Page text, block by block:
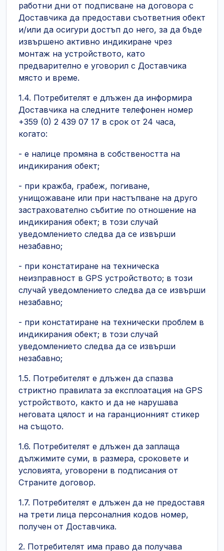
работни дни от подписване на договора с
Доставчика да предостави съответния обект
и/или да осигури достъп до него, за да бъде
извършено активно индикиране чрез
монтаж на устройството, като
предварително е уговорил с Доставчика
място и време.
1.4. Потребителят е длъжен да информира
Доставчика на следните телефонен номер
+359 (0) 2 439 07 17 в срок от 24 часа,
когато:
- е налице промяна в собствеността на
индикирания обект;
- при кражба, грабеж, погиване,
унищожаване или при настъпване на друго
застрахователно събитие по отношение на
индикирания обект; в този случай
уведомлението следва да се извърши
незабавно;
- при констатиране на техническа
неизправност в GPS устройството; в този
случай уведомлението следва да се извърши
незабавно;
- при констатиране на технически проблем в
индикирания обект; в този случай
уведомлението следва да се извърши
незабавно;
1.5. Потребителят е длъжен да спазва
стриктно правилата за експлоатация на GPS
устройството, както и да не нарушава
неговата цялост и на гаранционният стикер
на същото.
1.6. Потребителят е длъжен да заплаща
дължимите суми, в размера, сроковете и
условията, уговорени в подписания от
Страните договор.
1.7. Потребителят е длъжен да не предоставя
на трети лица персоналния кодов номер,
получен от Доставчика.
2. Потребителят има право да получава